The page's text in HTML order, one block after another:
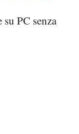
PC senza